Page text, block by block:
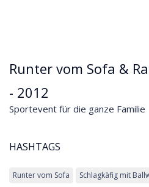
Runter vom Sofa &
- 2012
Sportevent für die ganze Familie
HASHTAGS
Runter vom Sofa Schlagkäfig mit